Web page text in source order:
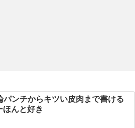
パンチからキツい皮肉まで書ける
んと好き